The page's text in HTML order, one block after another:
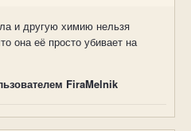
и другую химию нельзя
она её просто убивает на
FiraMelnik